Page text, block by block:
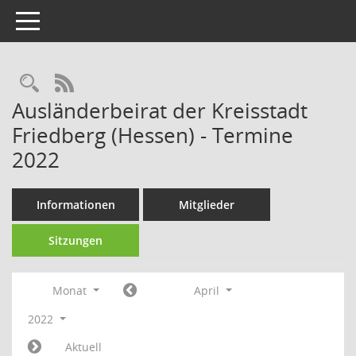
Toggle navigation
Rechercheauswahl
RSS-Feed
Ausländerbeirat der Kreisstadt
Friedberg (Hessen) - Termine
2022
Informationen Mitglieder
Sitzungen
Monat
April
2022
Aktuell